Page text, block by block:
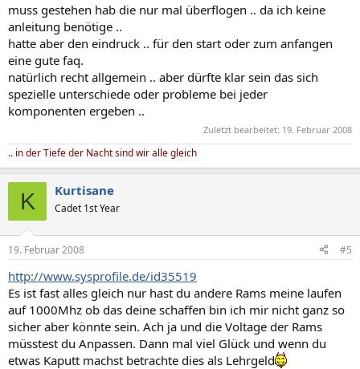
muss gestehen hab die nur mal überflogen .. da ich keine
anleitung benötige ..
hatte aber den eindruck .. für den start oder zum anfangen
eine gute faq.
natürlich recht allgemein .. aber dürfte klar sein das sich
spezielle unterschiede oder probleme bei jeder
komponenten ergeben ..
Zuletzt bearbeitet: 19. Februar 2008
.. in der Tiefe der Nacht sind wir alle gleich
K Kurtisane
Cadet 1st Year
19. Februar 2008 #5
http://www.sysprofile.de/id35519
Es ist fast alles gleich nur hast du andere Rams meine laufen
auf 1000Mhz ob das deine schaffen bin ich mir nicht ganz so
sicher aber könnte sein. Ach ja und die Voltage der Rams
müsstest du Anpassen. Dann mal viel Glück und wenn du
etwas Kaputt machst betrachte dies als Lehrgeld